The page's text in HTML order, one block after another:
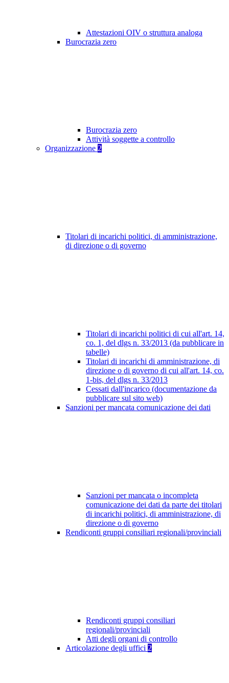
Attestazioni OIV o struttura analoga
Burocrazia zero
Burocrazia zero
Attività soggette a controllo
Organizzazione 2
Titolari di incarichi politici, di amministrazione,
di direzione o di governo
Titolari di incarichi politici di cui all'art. 14,
co. 1, del dlgs n. 33/2013 (da pubblicare in
tabelle)
Titolari di incarichi di amministrazione, di
direzione o di governo di cui all'art. 14, co.
1-bis, del dlgs n. 33/2013
Cessati dall'incarico (documentazione da
pubblicare sul sito web)
Sanzioni per mancata comunicazione dei dati
Sanzioni per mancata o incompleta
comunicazione dei dati da parte dei titolari
di incarichi politici, di amministrazione, di
direzione o di governo
Rendiconti gruppi consiliari regionali/provinciali
Rendiconti gruppi consiliari
regionali/provinciali
Atti degli organi di controllo
Articolazione degli uffici 2